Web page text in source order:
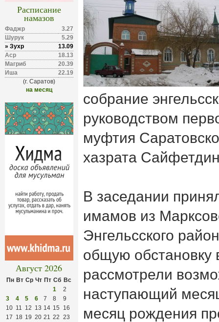
Расписание
намазов
Фаджр
3.27
Шурук
5.29
» Зухр
13.09
Аср
18.13
Магриб
20.39
Иша
22.19
(г. Саратов)
на месяц
Август 2026
Пн Вт Ср Чт Пт Сб Вс
1
2
3
4 5 6 7 8
9
10 11 12 13 14 15
16
17 18 19 20 21 22 23
собрание
руководством
муфтия
хазрата
В заседании
имамов из
Энгельсского
общую обстановку
рассмотрели
наступающий
месяц рождения